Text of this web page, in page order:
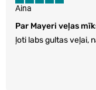
Par Mayeri veļas
ļoti labs gultas veļai,
Aina